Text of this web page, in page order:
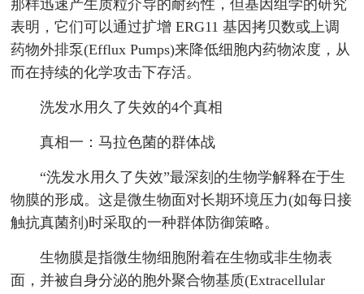
那样迅速产生质粒介导的耐药性，但基因组学的研究
表明，它们可以通过扩增 ERG11 基因拷贝数或上调
药物外排泵(Efflux Pumps)来降低细胞内药物浓度，从
而在持续的化学攻击下存活。
洗发水用久了失效的4个真相
真相一：马拉色菌的群体战
“洗发水用久了失效”最深刻的生物学解释在于生
物膜的形成。这是微生物面对长期环境压力(如每日接
触抗真菌剂)时采取的一种群体防御策略。
生物膜是指微生物细胞附着在生物或非生物表
面，并被自身分泌的胞外聚合物基质(Extracellular